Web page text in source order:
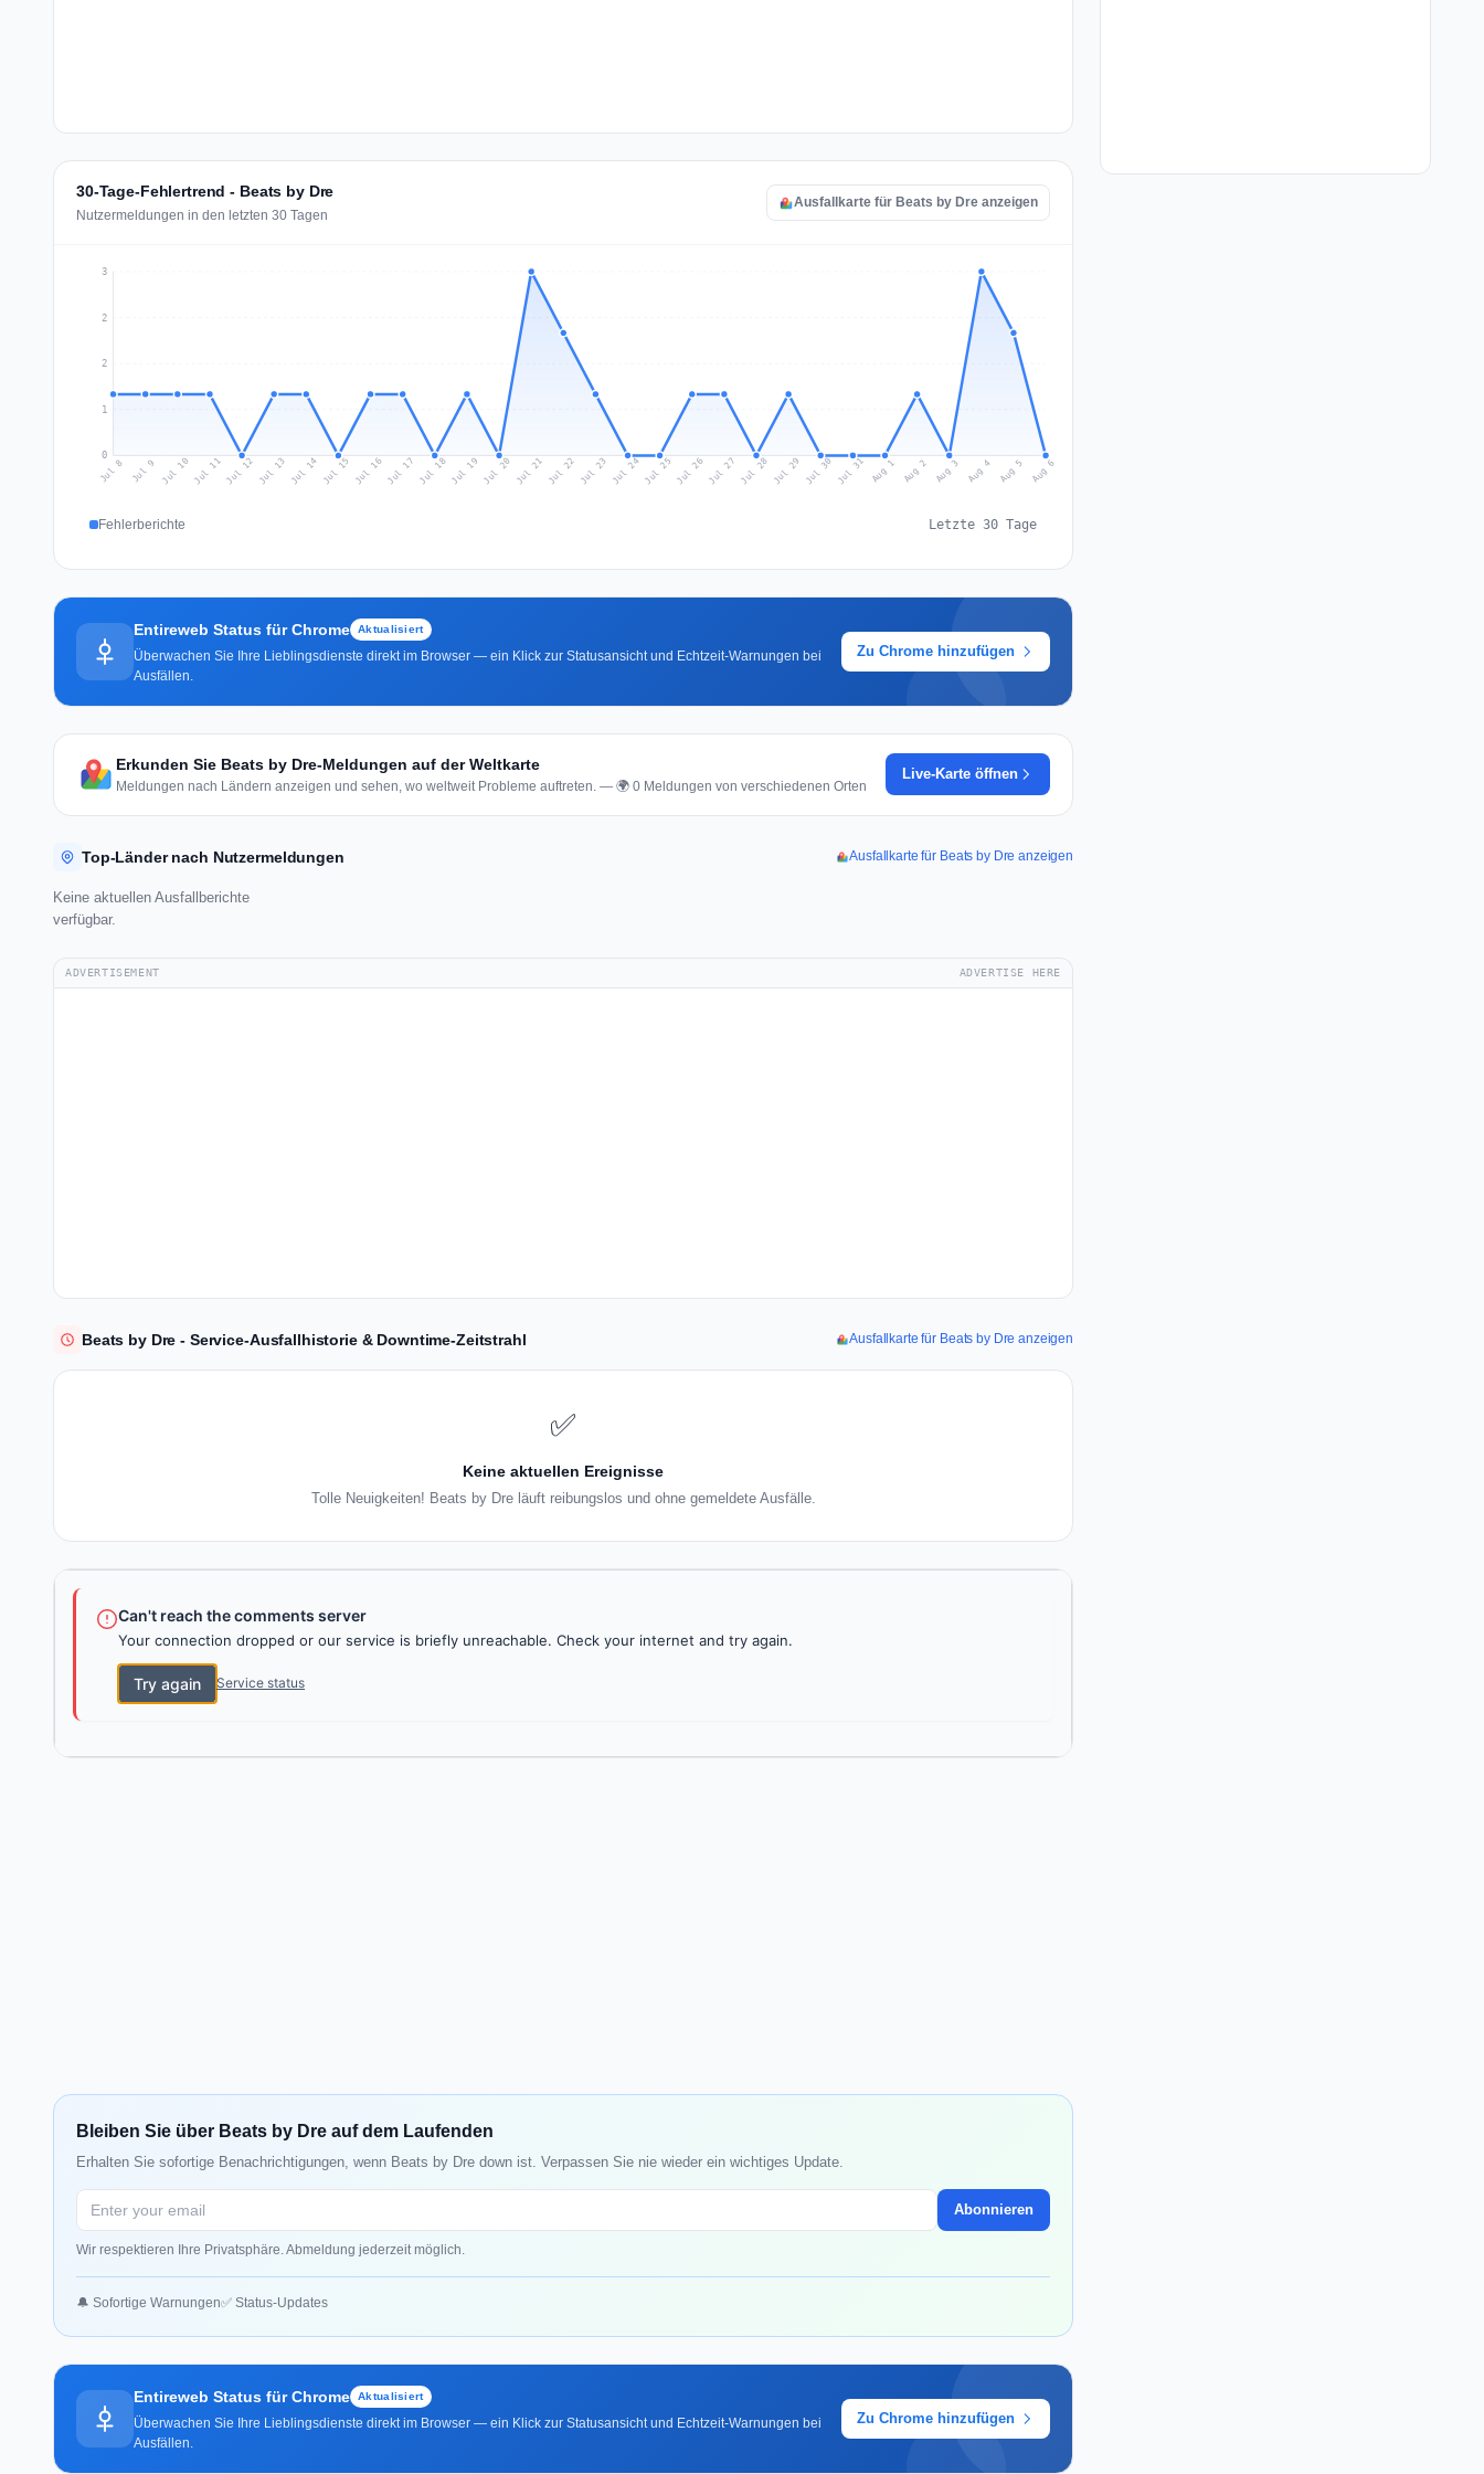
30-Tage-Fehlertrend - Beats by Dre
Nutzermeldungen in den letzten 30 Tagen
Ausfallkarte für Beats by Dre anzeigen
0
1
2
2
3
Jul 8 Jul 9 Jul 10 Jul 11Jul 12 Jul 13 Jul 14 Jul 15 Jul 16Jul 17 Jul 18Jul 19 Jul 20 Jul 21 Jul 22 Jul 23 Jul 24Jul 25 Jul 26Jul 27 Jul 28 Jul 29 Jul 30 Jul 31 Aug 1 Aug 2 Aug 3 Aug 4 Aug 5 Aug 6
Fehlerberichte Letzte 30 Tage
Entireweb Status für Chrome Aktualisiert
Überwachen Sie Ihre Lieblingsdienste direkt im Browser — ein Klick zur Statusansicht und Echtzeit-Warnungen bei
Ausfällen.
Zu Chrome hinzufügen
Erkunden Sie Beats by Dre-Meldungen auf der Weltkarte
Meldungen nach Ländern anzeigen und sehen, wo weltweit Probleme auftreten. — 🌍 0 Meldungen von verschiedenen Orten
Live-Karte öffnen
Top-Länder nach Nutzermeldungen Ausfallkarte für Beats by Dre anzeigen
Keine aktuellen Ausfallberichte
verfügbar.
ADVERTISEMENT ADVERTISE HERE
Beats by Dre - Service-Ausfallhistorie & Downtime-Zeitstrahl Ausfallkarte für Beats by Dre anzeigen
✅
Keine aktuellen Ereignisse
Tolle Neuigkeiten! Beats by Dre läuft reibungslos und ohne gemeldete Ausfälle.
Can't reach the comments server
Your connection dropped or our service is briefly unreachable. Check your internet and try again.
Try again Service status
Bleiben Sie über Beats by Dre auf dem Laufenden
Erhalten Sie sofortige Benachrichtigungen, wenn Beats by Dre down ist. Verpassen Sie nie wieder ein wichtiges Update.
Abonnieren
Wir respektieren Ihre Privatsphäre. Abmeldung jederzeit möglich.
🔔 Sofortige Warnungen✅ Status-Updates
Entireweb Status für Chrome Aktualisiert
Überwachen Sie Ihre Lieblingsdienste direkt im Browser — ein Klick zur Statusansicht und Echtzeit-Warnungen bei
Ausfällen.
Zu Chrome hinzufügen